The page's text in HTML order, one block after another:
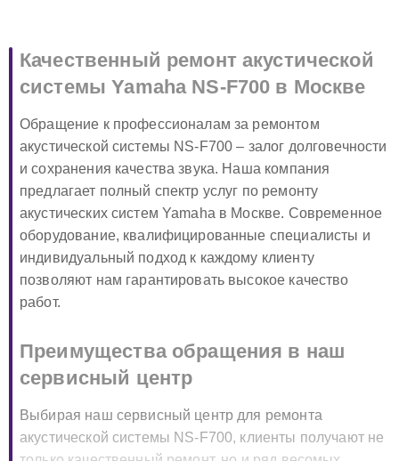
Качественный ремонт акустической
системы Yamaha NS-F700 в Москве
Обращение к профессионалам за ремонтом
акустической системы NS-F700 – залог долговечности
и сохранения качества звука. Наша компания
предлагает полный спектр услуг по ремонту
акустических систем Yamaha в Москве. Современное
оборудование, квалифицированные специалисты и
индивидуальный подход к каждому клиенту
позволяют нам гарантировать высокое качество
работ.
Преимущества обращения в наш
сервисный центр
Выбирая наш сервисный центр для ремонта
акустической системы NS-F700, клиенты получают не